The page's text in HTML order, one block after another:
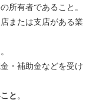
所有者であること。
または支店がある業
・補助金などを受け
と 。